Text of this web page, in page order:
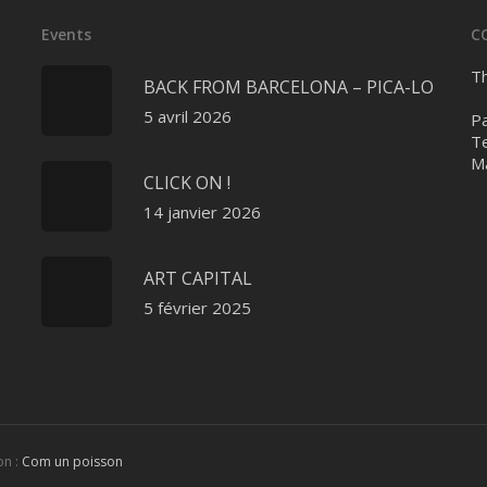
Events
BACK FROM BARCELONA – PICA-LO
5 avril 2026
CLICK ON !
14 janvier 2026
ART CAPITAL
5 février 2025
: Com un poisson